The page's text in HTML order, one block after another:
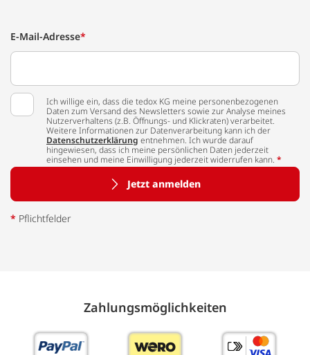
E-Mail-Adresse*
Ich willige ein, dass die tedox KG meine personenbezogenen
Daten zum Versand des Newsletters sowie zur Analyse meines
Nutzerverhaltens (z.B. Öffnungs- und Klickraten) verarbeitet.
Weitere Informationen zur Datenverarbeitung kann ich der
Datenschutzerklärung entnehmen. Ich wurde darauf
hingewiesen, dass ich meine persönlichen Daten jederzeit
einsehen und meine Einwilligung jederzeit widerrufen kann. *
Jetzt anmelden
* Pflichtfelder
Zahlungs­möglich­keiten